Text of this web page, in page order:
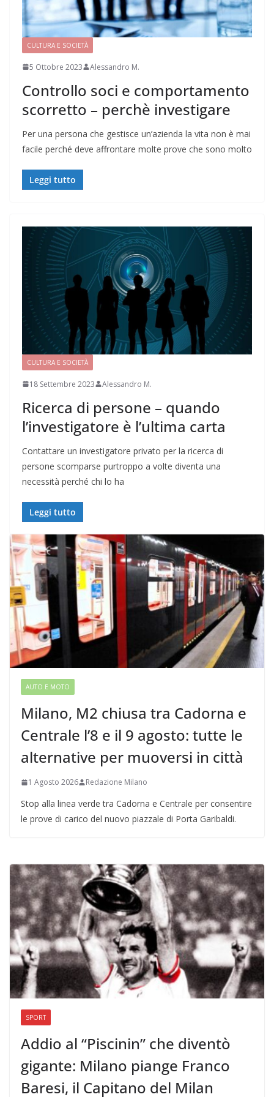
CULTURA E SOCIETÀ
5 Ottobre 2023 Alessandro M.
Controllo soci e comportamento
scorretto – perchè investigare
Per una persona che gestisce un’azienda la vita non è mai
facile perché deve affrontare molte prove che sono molto
Leggi tutto
CULTURA E SOCIETÀ
18 Settembre 2023 Alessandro M.
Ricerca di persone – quando
l’investigatore è l’ultima carta
Contattare un investigatore privato per la ricerca di
persone scomparse purtroppo a volte diventa una
necessità perché chi lo ha
Leggi tutto
AUTO E MOTO
Milano, M2 chiusa tra Cadorna e
Centrale l’8 e il 9 agosto: tutte le
alternative per muoversi in città
1 Agosto 2026 Redazione Milano
Stop alla linea verde tra Cadorna e Centrale per consentire
le prove di carico del nuovo piazzale di Porta Garibaldi.
SPORT
Addio al “Piscinin” che diventò
gigante: Milano piange Franco
Baresi, il Capitano del Milan